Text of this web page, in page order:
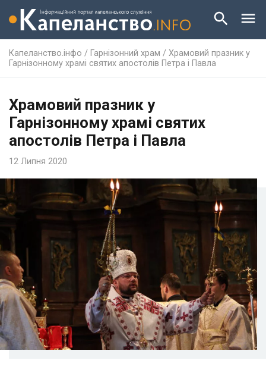
Капеланство.інфо / Гарнізонний храм / Храмовий празник у
Гарнізонному храмі святих апостолів Петра і Павла
Храмовий празник у
Гарнізонному храмі святих
апостолів Петра і Павла
12 Липня 2020